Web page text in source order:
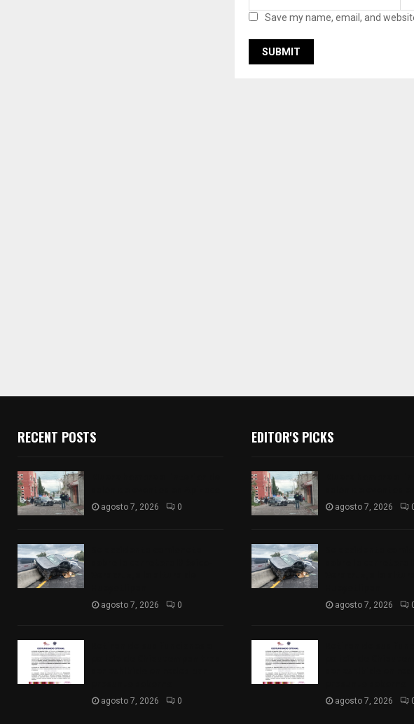
Save my name, email, and
RECENT POSTS
agosto 7, 2026 0
agosto 7, 2026 0
agosto 7, 2026 0
EDITOR'S PICKS
agosto 7, 2026
agosto 7, 2026
agosto 7, 2026